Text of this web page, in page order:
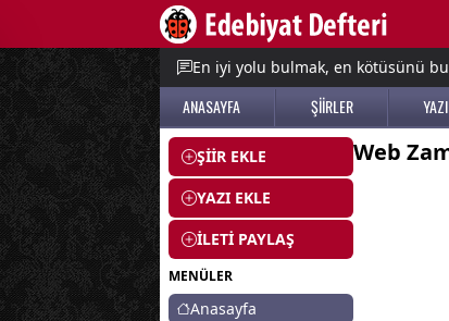
En iyi yolu bulmak, en kötüsünü
ANASAYFA ŞİİRLER
ŞİİR EKLE
YAZI EKLE
İLETİ PAYLAŞ
MENÜLER
Anasayfa
Web
menu